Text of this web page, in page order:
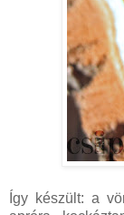
Így készült: a